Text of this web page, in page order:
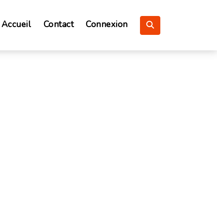
Accueil Contact Connexion